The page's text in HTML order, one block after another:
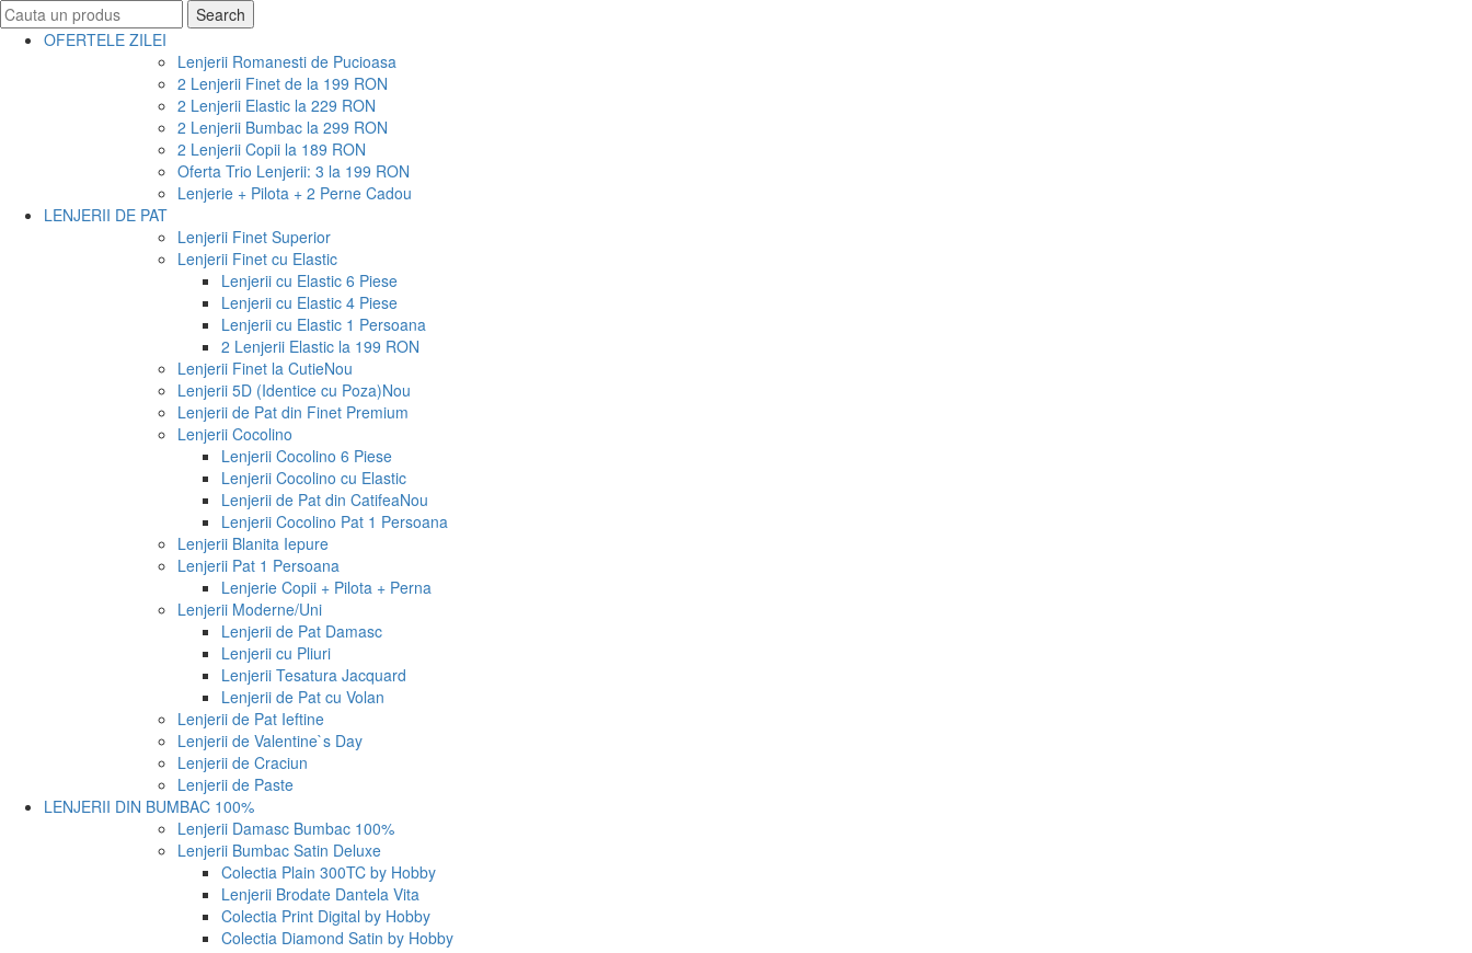
Search
for:
Search
OFERTELE ZILEI
Lenjerii Romanesti de Pucioasa
2 Lenjerii Finet de la 199 RON
2 Lenjerii Elastic la 229 RON
2 Lenjerii Bumbac la 299 RON
2 Lenjerii Copii la 189 RON
Oferta Trio Lenjerii: 3 la 199 RON
Lenjerie + Pilota + 2 Perne Cadou
LENJERII DE PAT
Lenjerii Finet Superior
Lenjerii Finet cu Elastic
Lenjerii cu Elastic 6 Piese
Lenjerii cu Elastic 4 Piese
Lenjerii cu Elastic 1 Persoana
2 Lenjerii Elastic la 199 RON
Lenjerii Finet la CutieNou
Lenjerii 5D (Identice cu Poza)Nou
Lenjerii de Pat din Finet Premium
Lenjerii Cocolino
Lenjerii Cocolino 6 Piese
Lenjerii Cocolino cu Elastic
Lenjerii de Pat din CatifeaNou
Lenjerii Cocolino Pat 1 Persoana
Lenjerii Blanita Iepure
Lenjerii Pat 1 Persoana
Lenjerie Copii + Pilota + Perna
Lenjerii Moderne/Uni
Lenjerii de Pat Damasc
Lenjerii cu Pliuri
Lenjerii Tesatura Jacquard
Lenjerii de Pat cu Volan
Lenjerii de Pat Ieftine
Lenjerii de Valentine`s Day
Lenjerii de Craciun
Lenjerii de Paste
LENJERII DIN BUMBAC 100%
Lenjerii Damasc Bumbac 100%
Lenjerii Bumbac Satin Deluxe
Colectia Plain 300TC by Hobby
Lenjerii Brodate Dantela Vita
Colectia Print Digital by Hobby
Colectia Diamond Satin by Hobby